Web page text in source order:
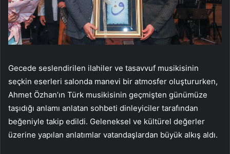
Gecede seslendirilen ilahiler ve tasavvuf musikisinin
seçkin eserleri salonda manevi bir atmosfer oluştururken,
Ahmet Özhan’ın Türk musikisinin geçmişten günümüze
taşıdığı anlamı anlatan sohbeti dinleyiciler tarafından
beğeniyle takip edildi. Geleneksel ve kültürel değerler
üzerine yapılan anlatımlar vatandaşlardan büyük alkış aldı.